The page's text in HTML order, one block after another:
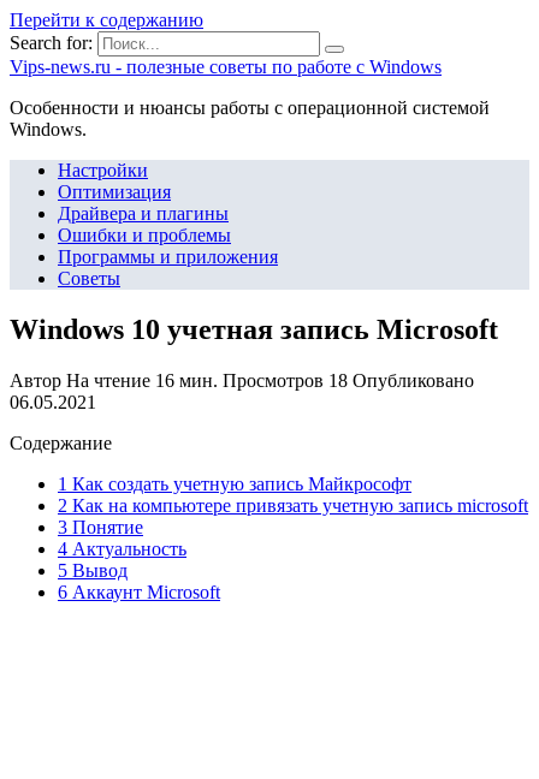
Перейти к содержанию
Search for:
Vips-news.ru - полезные советы по работе с Windows
Особенности и нюансы работы с операционной системой
Windows.
Настройки
Оптимизация
Драйвера и плагины
Ошибки и проблемы
Программы и приложения
Советы
Windows 10 учетная запись Microsoft
Автор На чтение 16 мин. Просмотров 18 Опубликовано
06.05.2021
Содержание
1 Как создать учетную запись Майкрософт
2 Как на компьютере привязать учетную запись microsoft
3 Понятие
4 Актуальность
5 Вывод
6 Аккаунт Microsoft